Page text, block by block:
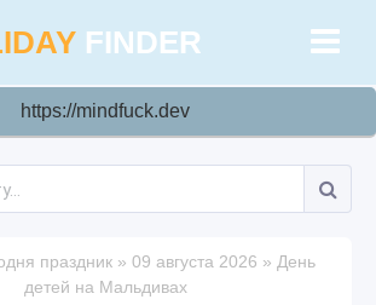
FINDER
https://mindfuck.dev
праздник » 09 августа 2026 » День
детей на Мальдивах